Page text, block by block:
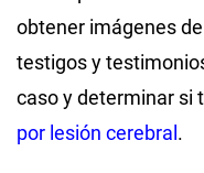
obtener imágenes
testigos y
caso y determinar si
por lesión cerebral .